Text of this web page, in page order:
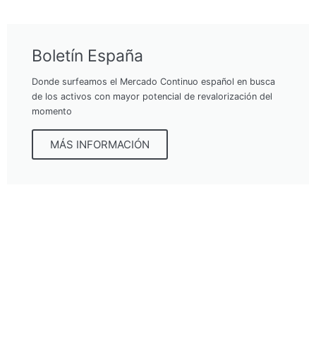
Boletín España
Donde surfeamos el Mercado Continuo español en busca
de los activos con mayor potencial de revalorización del
momento
MÁS INFORMACIÓN